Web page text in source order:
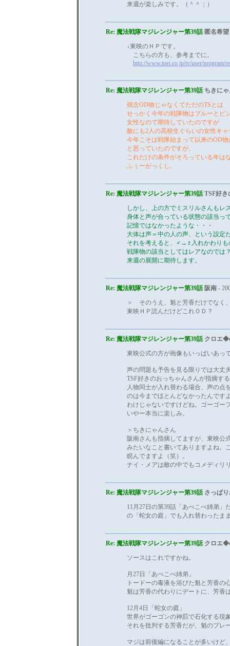
来週が楽しみです。（＾＾；）
Re: 魔法戦隊マジレンジャー第39話 匿名希
↓東映のＨＰです。
こちらの方も、参考までに。
http://www.toei.co.jp/tv/user/program/
Re: 魔法戦隊マジレンジャー第39話 ちきに
残念OD物じゃなくてただのTSとは
せっかく今年の戦隊物はブルーとピ
女性なので期待していたのですが
敵にも2人の高校生ぐらいの女性キ
今年こそは戦隊始まって以来のOD
と思っていたのですが、
これだけの条件がそろっている年は
ふぅーがっくし。
Re: 魔法戦隊マジレンジャー第39話 TSF好き
しかし、上の方でミスリルさんもレ
身体と声が合っている状態の該当っ
記憶ではなかったような・・・
大体は声＝中の人の声、という設定
それを考えると、♂→♀入れかわりも
戦隊物の該当としてはレアなのでは
来週の展開に期待します。
Re: 魔法戦隊マジレンジャー第39話 阪南 -
＞ そのうえ、魁と芳香だけでなく
東映ＨＰ読んだけどこれＯＤ？
Re: 魔法戦隊マジレンジャー第39話 クロエ
東映公式の方が画像もいっぱいあっ
声の問題も予告を見る限りでは大丈
TSF好きのおっちゃんさんが指摘す
人物同士が入れ替わる場合、声の点
のは今までほとんどなかったんです
わけじゃないですけどね。ゴーゴー
いやー本当に楽しみ。
＞ちきにゃんさん
阪南さんも指摘してますが、東映公
みたいなこと書いてありますよね。
睨んでますよ（笑）。
ナイ・メアは敵の中でもコメディリ
Re: 魔法戦隊マジレンジャー第39話 さっぱ
11月27日の第39話「あべこべ姉弟」
の「蛇女の庭」でも入れ替わったま
Re: 魔法戦隊マジレンジャー第39話 クロエ
ソースはこれですかね。
月27日「あべこべ姉弟」
トードーの毒液を浴びた魁と芳香の
魁は芳香の代わりにデートに、芳香
12月4日「蛇女の庭」
世界がゴーゴンの神罰で石化する現
それを批判する芳香だが、魁のプレ
マジは前後編になることが多いけど